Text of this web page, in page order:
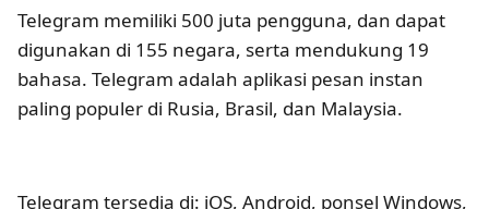
Telegram memiliki 500 juta pengguna, dan dapat
digunakan di 155 negara, serta mendukung 19
bahasa. Telegram adalah aplikasi pesan instan
paling populer di Rusia, Brasil, dan Malaysia.
Telegram tersedia di: iOS, Android, ponsel Windows,